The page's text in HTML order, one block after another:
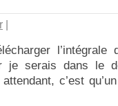
|
l’intégrale
je serais dans le
c’est